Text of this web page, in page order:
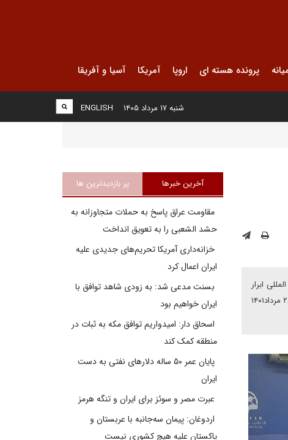
پرونده هسته ای اروپا آمریکا آسیا و آفریقا
ENGLISH شنبه ۱۷ مرداد ۱۴۰۵
ابرار
معاصر تهران با حضور احسان موحدیان، محسن پاک آیین، سیدرضا میرمحمدی، رسول اسماعیل زاده دوزال و اورخان محمداف، در روز چهارشنبه ۲۶ مرداد۱۴۰۱
آخرین خبرها پر بازدیدترین ها
مقاومت عراق پاسخ به حملات متجاوزانه به
حشد الشعبی را به تعویق انداخت
خزانه‌داری آمریکا تحریم‌های جدیدی علیه
ایران اعمال کرد
بسنت مدعی شد: به زودی شاهد توافق با
ایران خواهیم بود
اسحاق دار: امیدواریم توافق مکه به ثبات در
منطقه کمک کند
پایان عمر ۵۰ ساله دلارهای نفتی به دست
ایران
عبرت مصر و سوئز برای ایران و تنگه هرمز
اردوغان: پیمان سه‌جانبه با عربستان و
پاکستان علیه هیچ کشوری نیست